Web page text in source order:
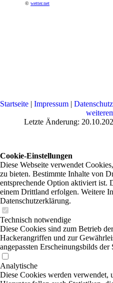
© wetter.net
Startseite | Impressum |
Letzte Änderung:
Cookie-Einstellungen
Diese Webseite verwendet
zu bieten. Bestimmte Inhalte von
entsprechende Option aktiviert ist.
einem Drittland erfolgen. Weitere
Datenschutzerklärung.
Technisch notwendige
Diese Cookies sind zum Betrieb
Hackerangriffen und zur
angepassten Erscheinungsbilds der
Analytische
Diese Cookies werden verwendet,